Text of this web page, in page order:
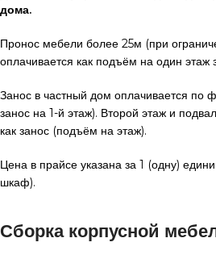
дома.
Пронос мебели более 25м (при
оплачивается как подъём на один этаж
Занос в частный дом оплачивается по
занос на 1-й этаж). Второй этаж и
как занос (подъём на этаж).
Цена в прайсе указана за 1 (одну)
шкаф).
Сборка корпусной